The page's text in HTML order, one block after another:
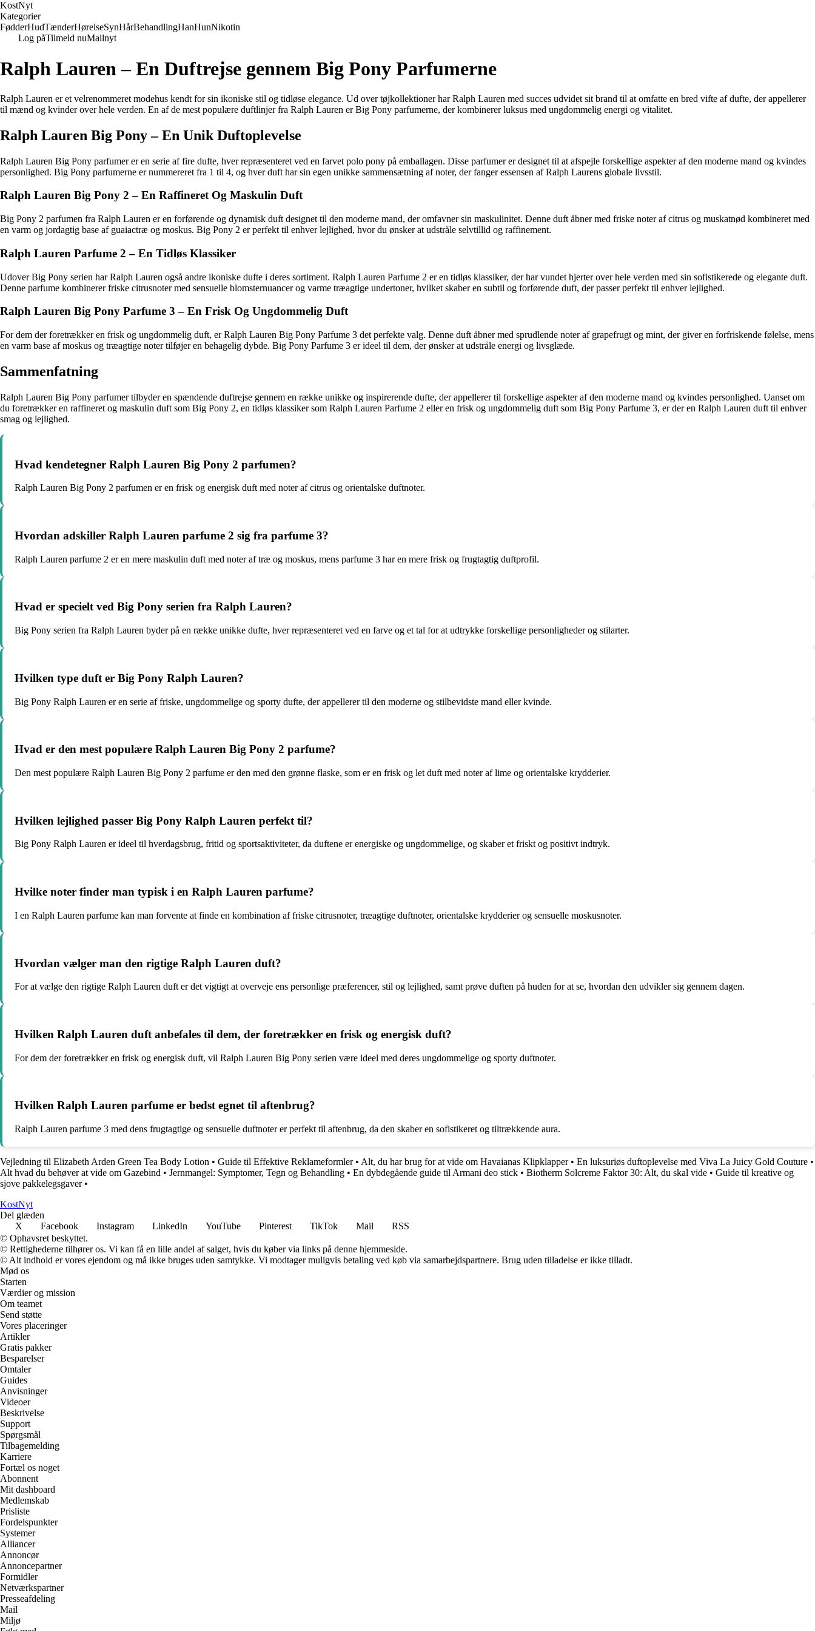
KostNyt
Kategorier
FødderHudTænderHørelseSynHårBehandlingHanHunNikotin
Log påTilmeld nuMailnyt
Ralph Lauren – En Duftrejse gennem Big Pony Parfumerne
Ralph Lauren er et velrenommeret modehus kendt for sin ikoniske stil og tidløse elegance. Ud over tøjkollektioner har Ralph Lauren med succes udvidet sit brand til at omfatte en bred vifte af dufte, der appellerer
til mænd og kvinder over hele verden. En af de mest populære duftlinjer fra Ralph Lauren er Big Pony parfumerne, der kombinerer luksus med ungdommelig energi og vitalitet.
Ralph Lauren Big Pony – En Unik Duftoplevelse
Ralph Lauren Big Pony parfumer er en serie af fire dufte, hver repræsenteret ved en farvet polo pony på emballagen. Disse parfumer er designet til at afspejle forskellige aspekter af den moderne mand og kvindes
personlighed. Big Pony parfumerne er nummereret fra 1 til 4, og hver duft har sin egen unikke sammensætning af noter, der fanger essensen af Ralph Laurens globale livsstil.
Ralph Lauren Big Pony 2 – En Raffineret Og Maskulin Duft
Big Pony 2 parfumen fra Ralph Lauren er en forførende og dynamisk duft designet til den moderne mand, der omfavner sin maskulinitet. Denne duft åbner med friske noter af citrus og muskatnød kombineret med
en varm og jordagtig base af guaiactræ og moskus. Big Pony 2 er perfekt til enhver lejlighed, hvor du ønsker at udstråle selvtillid og raffinement.
Ralph Lauren Parfume 2 – En Tidløs Klassiker
Udover Big Pony serien har Ralph Lauren også andre ikoniske dufte i deres sortiment. Ralph Lauren Parfume 2 er en tidløs klassiker, der har vundet hjerter over hele verden med sin sofistikerede og elegante duft.
Denne parfume kombinerer friske citrusnoter med sensuelle blomsternuancer og varme træagtige undertoner, hvilket skaber en subtil og forførende duft, der passer perfekt til enhver lejlighed.
Ralph Lauren Big Pony Parfume 3 – En Frisk Og Ungdommelig Duft
For dem der foretrækker en frisk og ungdommelig duft, er Ralph Lauren Big Pony Parfume 3 det perfekte valg. Denne duft åbner med sprudlende noter af grapefrugt og mint, der giver en forfriskende følelse, mens
en varm base af moskus og træagtige noter tilføjer en behagelig dybde. Big Pony Parfume 3 er ideel til dem, der ønsker at udstråle energi og livsglæde.
Sammenfatning
Ralph Lauren Big Pony parfumer tilbyder en spændende duftrejse gennem en række unikke og inspirerende dufte, der appellerer til forskellige aspekter af den moderne mand og kvindes personlighed. Uanset om
du foretrækker en raffineret og maskulin duft som Big Pony 2, en tidløs klassiker som Ralph Lauren Parfume 2 eller en frisk og ungdommelig duft som Big Pony Parfume 3, er der en Ralph Lauren duft til enhver
smag og lejlighed.
Hvad kendetegner Ralph Lauren Big Pony 2 parfumen?
Ralph Lauren Big Pony 2 parfumen er en frisk og energisk duft med noter af citrus og orientalske duftnoter.
Hvordan adskiller Ralph Lauren parfume 2 sig fra parfume 3?
Ralph Lauren parfume 2 er en mere maskulin duft med noter af træ og moskus, mens parfume 3 har en mere frisk og frugtagtig duftprofil.
Hvad er specielt ved Big Pony serien fra Ralph Lauren?
Big Pony serien fra Ralph Lauren byder på en række unikke dufte, hver repræsenteret ved en farve og et tal for at udtrykke forskellige personligheder og stilarter.
Hvilken type duft er Big Pony Ralph Lauren?
Big Pony Ralph Lauren er en serie af friske, ungdommelige og sporty dufte, der appellerer til den moderne og stilbevidste mand eller kvinde.
Hvad er den mest populære Ralph Lauren Big Pony 2 parfume?
Den mest populære Ralph Lauren Big Pony 2 parfume er den med den grønne flaske, som er en frisk og let duft med noter af lime og orientalske krydderier.
Hvilken lejlighed passer Big Pony Ralph Lauren perfekt til?
Big Pony Ralph Lauren er ideel til hverdagsbrug, fritid og sportsaktiviteter, da duftene er energiske og ungdommelige, og skaber et friskt og positivt indtryk.
Hvilke noter finder man typisk i en Ralph Lauren parfume?
I en Ralph Lauren parfume kan man forvente at finde en kombination af friske citrusnoter, træagtige duftnoter, orientalske krydderier og sensuelle moskusnoter.
Hvordan vælger man den rigtige Ralph Lauren duft?
For at vælge den rigtige Ralph Lauren duft er det vigtigt at overveje ens personlige præferencer, stil og lejlighed, samt prøve duften på huden for at se, hvordan den udvikler sig gennem dagen.
Hvilken Ralph Lauren duft anbefales til dem, der foretrækker en frisk og energisk duft?
For dem der foretrækker en frisk og energisk duft, vil Ralph Lauren Big Pony serien være ideel med deres ungdommelige og sporty duftnoter.
Hvilken Ralph Lauren parfume er bedst egnet til aftenbrug?
Ralph Lauren parfume 3 med dens frugtagtige og sensuelle duftnoter er perfekt til aftenbrug, da den skaber en sofistikeret og tiltrækkende aura.
Vejledning til Elizabeth Arden Green Tea Body Lotion • Guide til Effektive Reklameformler• Alt, du har brug for at vide om Havaianas Klipklapper• En luksuriøs duftoplevelse med Viva La Juicy Gold Couture •
Alt hvad du behøver at vide om Gazebind • Jernmangel: Symptomer, Tegn og Behandling • En dybdegående guide til Armani deo stick • Biotherm Solcreme Faktor 30: Alt, du skal vide • Guide til kreative og
sjove pakkelegsgaver•
KostNyt
Del glæden
X
Facebook Instagram LinkedIn YouTube Pinterest TikTok Mail
RSS
© Ophavsret beskyttet.
© Rettighederne tilhører os. Vi kan få en lille andel af salget, hvis du køber via links på denne hjemmeside.
© Alt indhold er vores ejendom og må ikke bruges uden samtykke. Vi modtager muligvis betaling ved køb via samarbejdspartnere. Brug uden tilladelse er ikke tilladt.
Mød os
Starten
Værdier og mission
Om teamet
Send støtte
Vores placeringer
Artikler
Gratis pakker
Besparelser
Omtaler
Guides
Anvisninger
Videoer
Beskrivelse
Support
Spørgsmål
Tilbagemelding
Karriere
Fortæl os noget
Abonnent
Mit dashboard
Medlemskab
Prisliste
Fordelspunkter
Systemer
Alliancer
Annoncør
Annoncepartner
Formidler
Netværkspartner
Presseafdeling
Mail
Miljø